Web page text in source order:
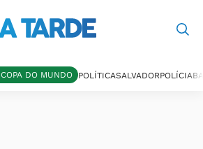
COPA DO MUNDO POLÍTICASALVADORPOLÍCIA